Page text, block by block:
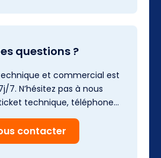
questions ?
et commercial est
7. N’hésitez pas à nous
technique, téléphone…
contacter